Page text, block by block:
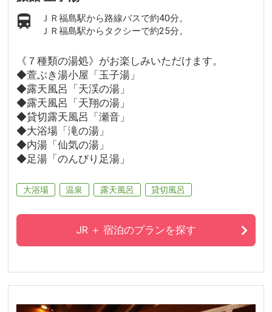
ＪＲ福島駅から路線バスで約40分。
ＪＲ福島駅からタクシーで約25分。
《７種類の湯処》がお楽しみいただけます。
◆萱ぶき湯小屋「玉子湯」
◆露天風呂「天渓の湯」
◆露天風呂「天翔の湯」
◆貸切露天風呂「瀬音」
◆大浴場「滝の湯」
◆内湯「仙気の湯」
◆足湯「のんびり足湯」
大浴場 温泉 露天風呂 貸切風呂
JR ＋ 宿泊のプランを探す